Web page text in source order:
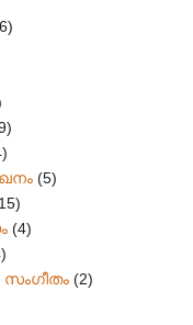
(5)
(4)
സംഗീതം (2)